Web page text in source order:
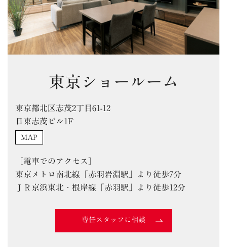
東京ショールーム
東京都北区志茂2丁目61-12
日東志茂ビル1F
MAP
［電車でのアクセス］
東京メトロ南北線「赤羽岩淵駅」より徒歩7分
ＪＲ京浜東北・根岸線「赤羽駅」より徒歩12分
専任スタッフに相談